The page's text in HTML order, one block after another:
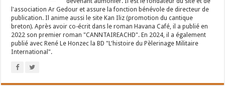
l'association Ar Gedour et assure la fonction bénévole de directeur de
publication. Il anime aussi le site Kan Iliz (promotion du cantique
breton). Après avoir co-écrit dans le roman Havana Café, il a publié en
2022 son premier roman "CANNTAIREACHD". En 2024, il a également
publié avec René Le Honzec la BD "L'histoire du Pèlerinage Militaire
International".